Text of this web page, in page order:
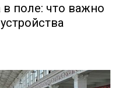
в поле: что важно